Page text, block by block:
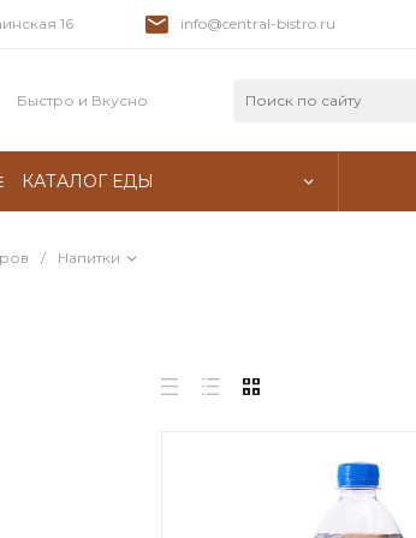
16 info@central-bistro.ru
Быстро и Вкусно
КАТАЛОГ ЕДЫ
/ Напитки